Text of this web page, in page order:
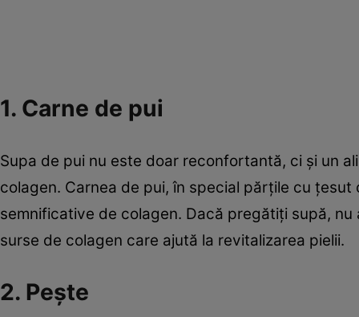
1. Carne de pui
Supa de pui nu este doar reconfortantă, ci și un
colagen. Carnea de pui, în special părțile cu
semnificative de colagen. Dacă pregătiți supă,
surse de colagen care ajută la revitalizarea pielii.
2. Pește